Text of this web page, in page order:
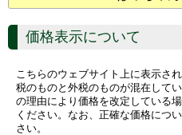
価格表示について
こちらのウェブサイト上に表示さ
税のものと外税のものが混在して
の理由により価格を改定している
ください。なお、正確な価格につ
さい。